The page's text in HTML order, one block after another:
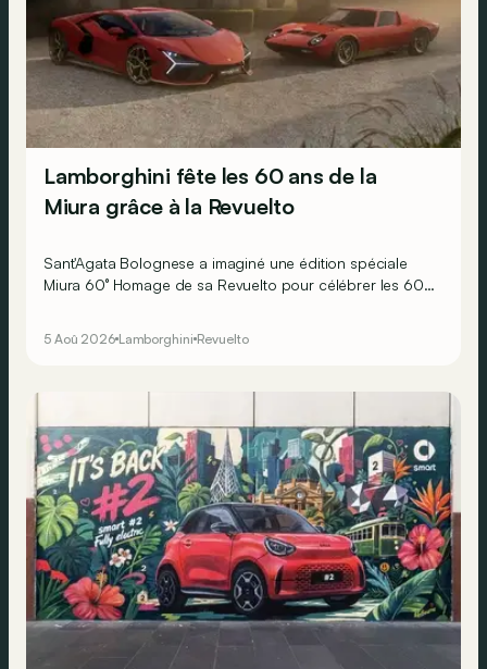
Lamborghini fête les 60 ans de la
Miura grâce à la Revuelto
Sant'Agata Bolognese a imaginé une édition spéciale
Miura 60° Homage de sa Revuelto pour célébrer les 60
5 Aoû 2026 Lamborghini Revuelto